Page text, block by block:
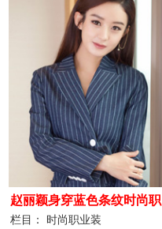
赵丽颖身穿蓝色条纹时尚职
业装图片
栏目： 时尚职业装